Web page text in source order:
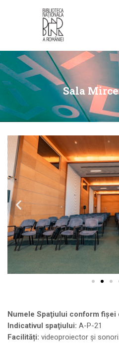
Sala
DESPRE NOI
PERMISUL
BIBLIOTECĂ
CATALOAGE ȘI
COLECȚII
BIBLIOTECA
EVENIMENTE
CULTURALE
SPAȚII
NOUTĂȚI
Numele Spaţiului conform fişei
Indicativul spaţiului: A-P-21
Facilități: videoproiector și